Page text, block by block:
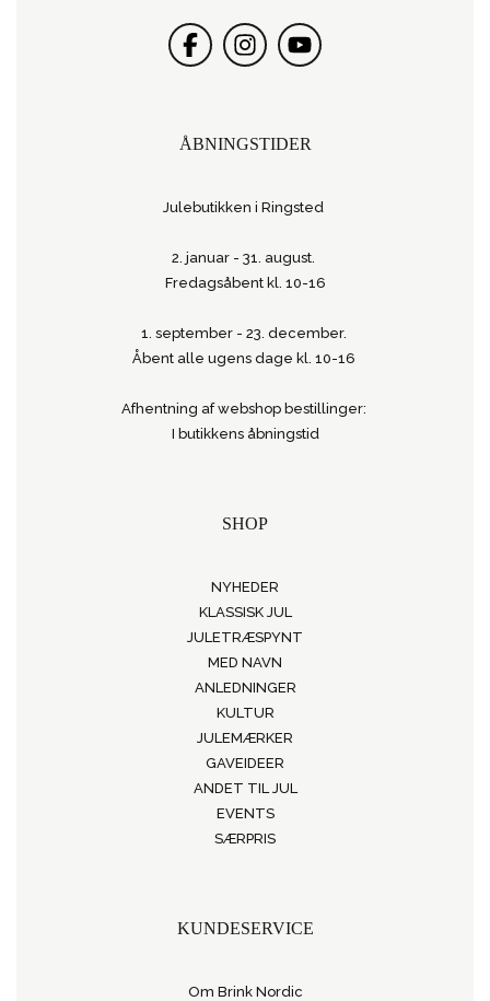
ÅBNINGSTIDER
Julebutikken i Ringsted
2. januar - 31. august.
Fredagsåbent kl. 10-16
1. september - 23. december.
Åbent alle ugens dage kl. 10-16
Afhentning af webshop bestillinger:
I butikkens åbningstid
SHOP
NYHEDER
KLASSISK JUL
JULETRÆSPYNT
MED NAVN
ANLEDNINGER
KULTUR
JULEMÆRKER
GAVEIDEER
ANDET TIL JUL
EVENTS
SÆRPRIS
KUNDESERVICE
Om Brink Nordic